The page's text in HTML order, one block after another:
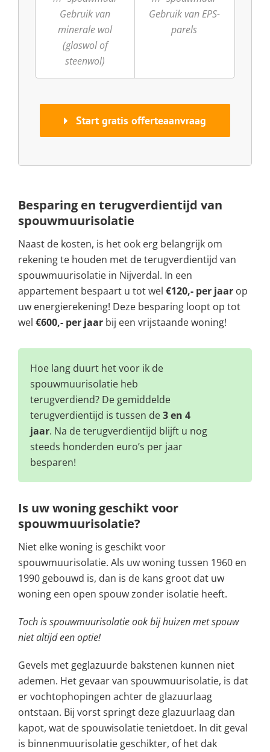
Gebruik van
minerale wol
(glaswol of
steenwol)
Gebruik van EPS-
parels
Start gratis offerteaanvraag
Besparing en terugverdientijd van
spouwmuurisolatie
Naast de kosten, is het ook erg belangrijk om
rekening te houden met de terugverdientijd van
spouwmuurisolatie in Nijverdal. In een
appartement bespaart u tot wel €120,- per jaar op
uw energierekening! Deze besparing loopt op tot
wel €600,- per jaar bij een vrijstaande woning!
Hoe lang duurt het voor ik de
spouwmuurisolatie heb
terugverdiend? De gemiddelde
terugverdientijd is tussen de3 en 4
jaar. Na de terugverdientijd blijft u nog
steeds honderden euro’s per jaar
besparen!
Is uw woning geschikt voor
spouwmuurisolatie?
Niet elke woning is geschikt voor
spouwmuurisolatie. Als uw woning tussen 1960 en
1990 gebouwd is, dan is de kans groot dat uw
woning een open spouw zonder isolatie heeft.
Toch is spouwmuurisolatie ook bij huizen met spouw
niet altijd een optie!
Gevels met geglazuurde bakstenen kunnen niet
ademen. Het gevaar van spouwmuurisolatie, is dat
er vochtophopingen achter de glazuurlaag
ontstaan. Bij vorst springt deze glazuurlaag dan
kapot, wat de spouwisolatie tenietdoet. In dit geval
is binnenmuurisolatie geschikter, of het dak